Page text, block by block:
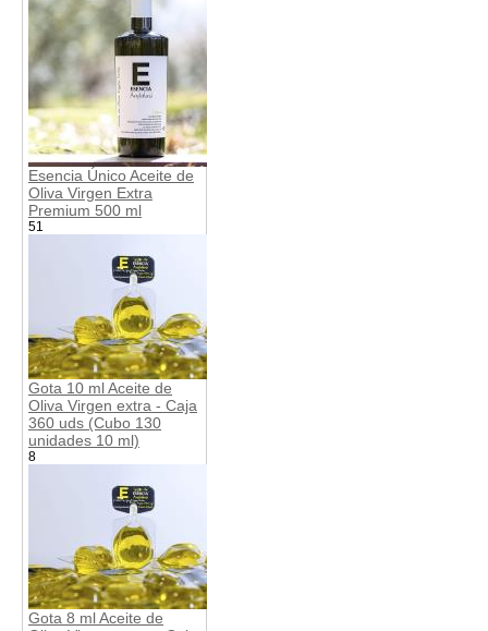
Esencia Único Aceite de
Oliva Virgen Extra
Premium 500 ml
51
Gota 10 ml Aceite de
Oliva Virgen extra - Caja
360 uds (Cubo 130
unidades 10 ml)
8
Gota 8 ml Aceite de